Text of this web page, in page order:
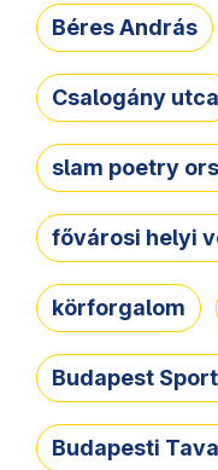
Béres András
Csalogány utca
slam poetry
fővárosi helyi
körforgalom
Budapest
Budapesti